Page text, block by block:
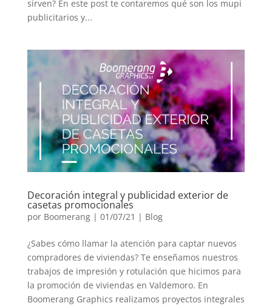
sirven? En este post te contaremos qué son los mupi
publicitarios y...
Decoración integral y publicidad exterior de
casetas promocionales
por Boomerang| 01/07/21 | Blog
¿Sabes cómo llamar la atención para captar nuevos
compradores de viviendas? Te enseñamos nuestros
trabajos de impresión y rotulación que hicimos para
la promoción de viviendas en Valdemoro. En
Boomerang Graphics realizamos proyectos integrales